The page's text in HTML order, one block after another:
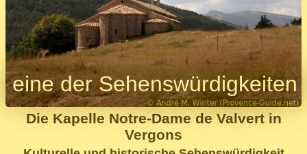
eine der Sehenswürdigkeiten
Die Kapelle Notre-Dame de Valvert in
Vergons